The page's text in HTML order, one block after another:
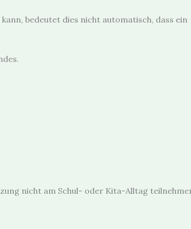
bedeutet dies nicht automatisch, dass ein
nicht am Schul- oder Kita-Alltag